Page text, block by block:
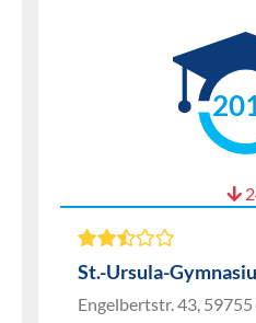
St.-Ursula-
Engelbertstr. 43,